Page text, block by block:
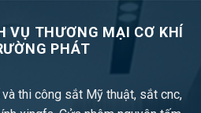
VỤ THƯƠNG MẠI CƠ KHÍ
PHÁT
thi công sắt Mỹ thuật, sắt cnc,